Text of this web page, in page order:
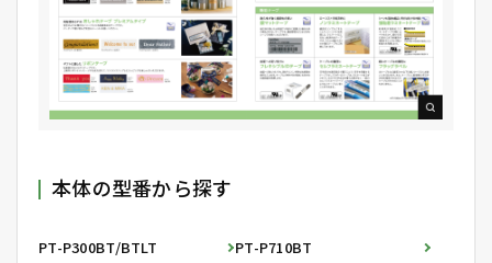
本体の型番から探す
PT-P300BT/BTLT PT-P710BT